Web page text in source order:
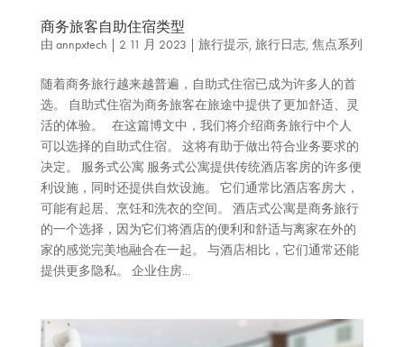
商务旅客自助住宿类型
由 annpxtech 2 11 月 2023 旅行提示, 旅行日志, 焦点系列
随着商务旅行越来越普遍，自助式住宿已成为许多人的首
选。 自助式住宿为商务旅客在旅途中提供了更加舒适、灵
活的体验。 在这篇博文中，我们将介绍商务旅行中个人
可以选择的自助式住宿。 这将有助于做出符合业务要求的
决定。 服务式公寓 服务式公寓提供传统酒店客房的许多便
利设施，同时还提供自炊设施。 它们通常比酒店客房大，
可能有起居、烹饪和洗衣的空间。 酒店式公寓是商务旅行
的一个选择，因为它们将酒店的便利和舒适与离家在外的
家的感觉完美地融合在一起。 与酒店相比，它们通常还能
提供更多隐私。 企业住房...